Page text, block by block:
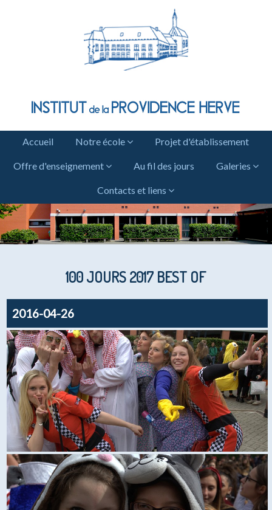
Accueil Notre école Projet d'établissement
Offre d'enseignement Au fil des jours Galeries
Contacts et liens
100 JOURS 2017 BEST OF
2016-04-26